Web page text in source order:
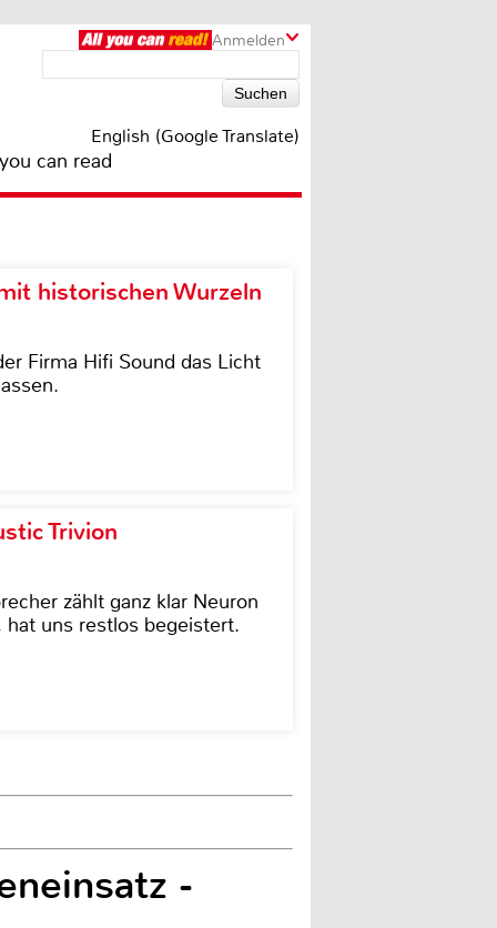
Anmelden
English (Google Translate)
can read
historischen Wurzeln
Firma Hifi Sound das Licht
Trivion
zählt ganz klar Neuron
uns restlos begeistert.
-